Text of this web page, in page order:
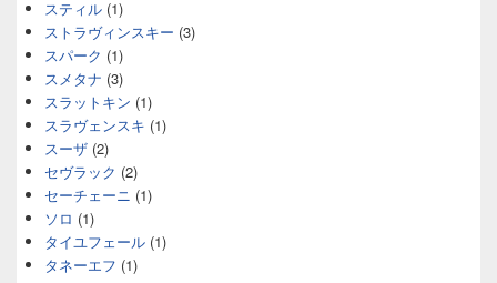
スティル (1)
ストラヴィンスキー (3)
スパーク (1)
スメタナ (3)
スラットキン (1)
スラヴェンスキ (1)
スーザ (2)
セヴラック (2)
セーチェーニ (1)
ソロ (1)
タイユフェール (1)
タネーエフ (1)